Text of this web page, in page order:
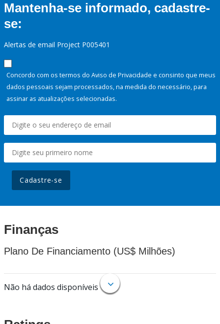
Mantenha-se informado, cadastre-
se:
Alertas de email Project P005401
Concordo com os termos do Aviso de Privacidade e consinto que meus
dados pessoais sejam processados, na medida do necessário, para
assinar as atualizações selecionadas.
Cadastre-se
Finanças
Plano De Financiamento (US$ Milhões)
Não há dados disponíveis